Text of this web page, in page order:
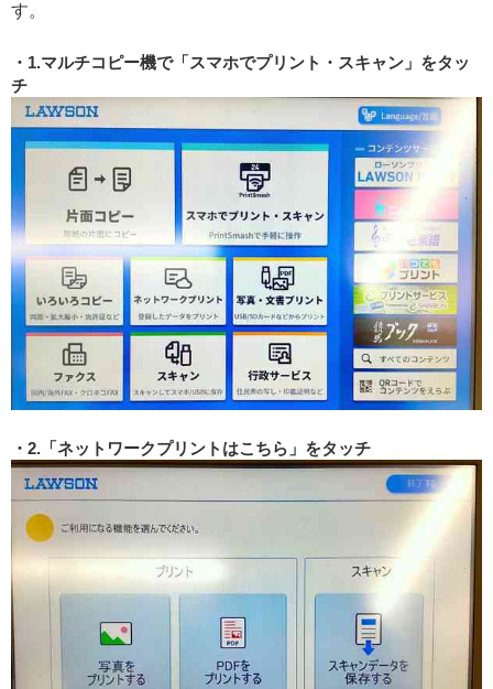
す。
1.マルチコピー機で「スマホでプリント・スキャン」をタッ
チ
2.「ネットワークプリントはこちら」をタッチ